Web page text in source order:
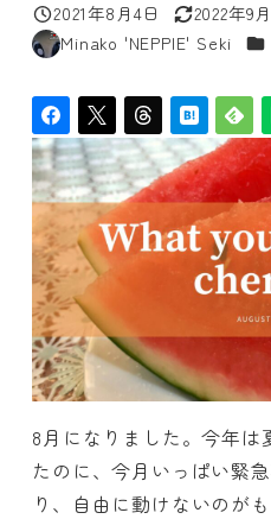
投稿日
2021年8月4日
更新日
2022年9
著
Minako 'NEPPIE' Seki カ
8月になりました。今年は
たのに、今月いっぱい緊
り、自由に動けないのが